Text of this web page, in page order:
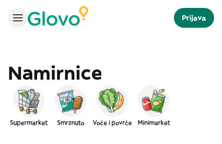
Prijava
Namirnice
Supermarket Smrznuto Voće i povrće Minimarket